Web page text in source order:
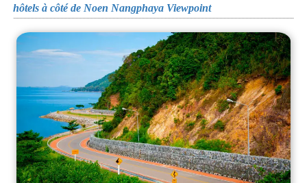
hôtels à côté de Noen Nangphaya Viewpoint